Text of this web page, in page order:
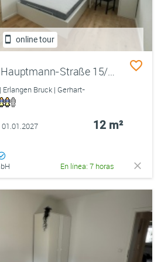
online tour
Erlangen | Gerhart-Hauptmann-Straße 15/9. OG rechts WE 112 /Zimmer 2
Bruck | Gerhart-
01.01.2027 12 m²
En línea: 7 horas